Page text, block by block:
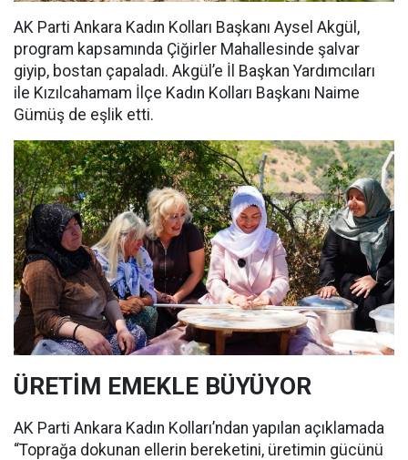
AK Parti Ankara Kadın Kolları Başkanı Aysel Akgül,
program kapsamında Çiğirler Mahallesinde şalvar
giyip, bostan çapaladı. Akgül’e İl Başkan Yardımcıları
ile Kızılcahamam İlçe Kadın Kolları Başkanı Naime
Gümüş de eşlik etti.
ÜRETİM EMEKLE BÜYÜYOR
AK Parti Ankara Kadın Kolları’ndan yapılan açıklamada
“Toprağa dokunan ellerin bereketini, üretimin gücünü